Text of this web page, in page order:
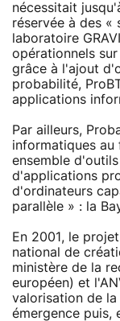
nécessitait
réservée à des «
laboratoire
opérationnels
grâce à l'ajout
probabilité,
applications
Par ailleurs,
informatiques au
ensemble
d'applications
d'ordinateurs
parallèle » : la
En 2001, le
national de
ministère de la
européen) et
valorisation de
émergence puis,